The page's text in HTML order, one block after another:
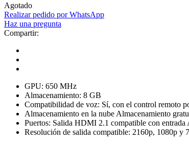
Agotado
Realizar pedido por WhatsApp
Haz una pregunta
Compartir:
GPU: 650 MHz
Almacenamiento: 8 GB
Compatibilidad de voz: Sí, con el control remoto
Almacenamiento en la nube Almacenamiento
Puertos: Salida HDMI 2.1 compatible con
Resolución de salida compatible: 2160p, 1080p y